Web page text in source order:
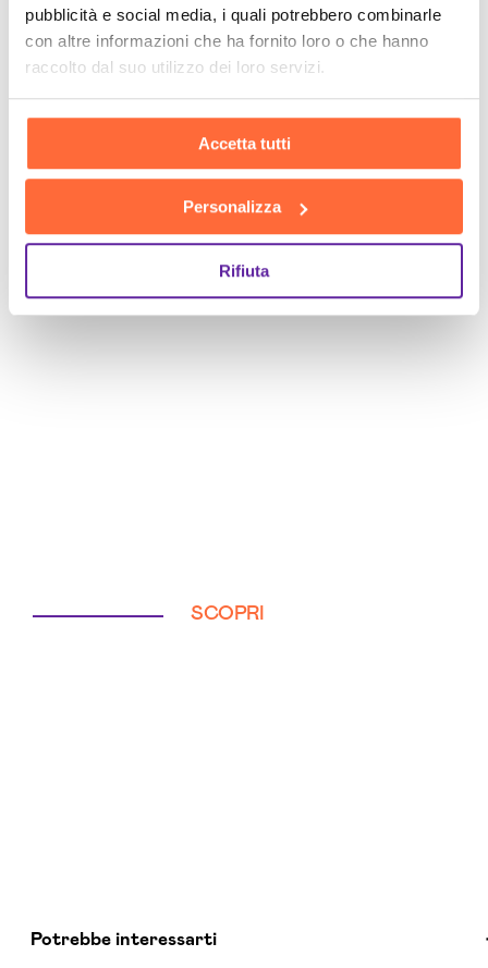
pubblicità e social media, i quali potrebbero combinarle
con altre informazioni che ha fornito loro o che hanno
raccolto dal suo utilizzo dei loro servizi.
Accetta tutti
Personalizza
Rifiuta
SCOPRI
SCOPRI
Potrebbe interessarti